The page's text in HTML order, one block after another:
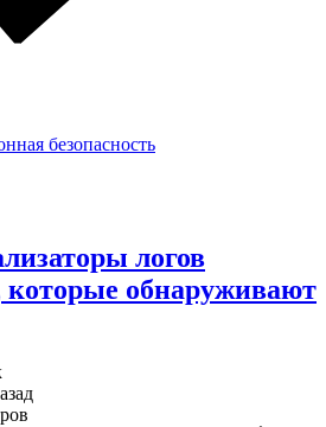
безопасность
логов
которые обнаруживают